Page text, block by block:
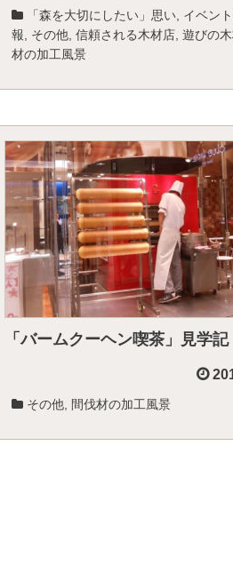
「森を大切にしたい」思い イベン
報
その他 信頼される木材店 遊びの
材の加工風景
「バームクーヘン喫茶」見学記
その他 間伐材の加工風景